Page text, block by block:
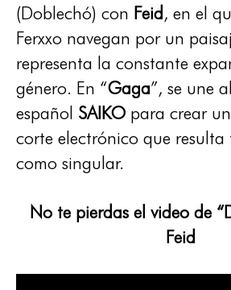
(Doblechó) con Feid, en el
Ferxxo navegan por un
representa la constante
género. En “Gaga”, se une
español SAIKO para crear
corte electrónico que
como singular.
No te pierdas el video de
Feid